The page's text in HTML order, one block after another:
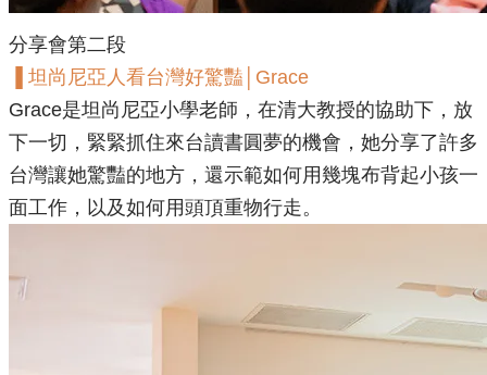
分享會第二段
​▐ ​坦尚尼亞人看台灣好驚豔│Grace
Grace是坦尚尼亞小學老師， 在清大教授的協助下，放
下一切，緊緊抓住來台讀書圓夢的機會，她分享了許多
台灣讓她驚豔的地方，還示範如何用幾塊布背起小孩一
面工作，以及如何用頭頂重物行走。